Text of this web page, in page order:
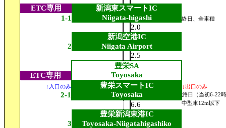
ETC専用
新潟東スマートIC
1-1
Niigata-higashi 終日、全車種
2.0
新潟空港IC
2
Niigata Airport
2.5
豊栄SA
ETC専用
Toyosaka
↑入口のみ 豊栄スマートIC ↓出口のみ
2-1 Toyosaka 終日（当初6-22
6.6 中型車12m以下
豊栄新潟東港IC
3
Toyosaka-Niigatahigashiko